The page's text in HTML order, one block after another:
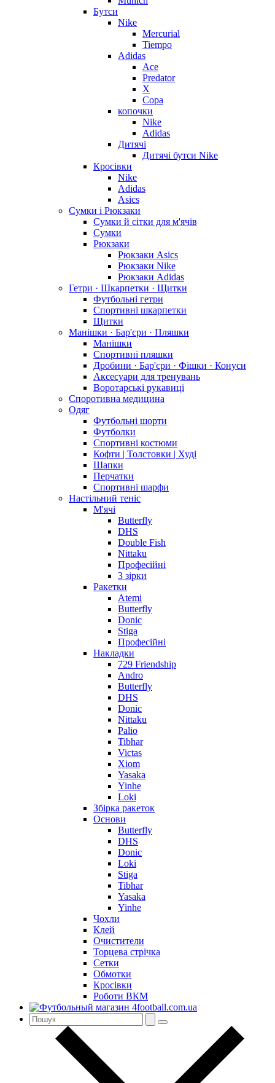
Бутси
Nike
Mercurial
Tiempo
Adidas
Ace
Predator
X
Copa
копочки
Nike
Adidas
Дитячі
Дитячі бутси Nike
Кросівки
Nike
Adidas
Asics
Сумки і Рюкзаки
Сумки й сітки для м'ячів
Сумки
Рюкзаки
Рюкзаки Asics
Рюкзаки Nike
Рюкзаки Adidas
Гетри · Шкарпетки · Щитки
Футбольні гетри
Спортивні шкарпетки
Щитки
Манішки · Бар'єри · Пляшки
Манішки
Спортивні пляшки
Дробини · Бар'єри · Фішки · Конуси
Аксесуари для тренувань
Воротарські рукавиці
Споротивна медицина
Одяг
Футбольні шорти
Футболки
Спортивні костюми
Кофти | Толстовки | Худі
Шапки
Перчатки
Спортивні шарфи
Настільний теніс
М'ячі
Butterfly
DHS
Double Fish
Nittaku
Професійні
3 зірки
Ракетки
Atemi
Butterfly
Donic
Stiga
Професійні
Накладки
729 Friendship
Andro
Butterfly
DHS
Donic
Nittaku
Palio
Tibhar
Victas
Xiom
Yasaka
Yinhe
Loki
Збірка ракеток
Основи
Butterfly
DHS
Donic
Loki
Stiga
Tibhar
Yasaka
Yinhe
Чохли
Клей
Очистители
Торцева стрічка
Сетки
Обмотки
Кросівки
Роботи ВКМ